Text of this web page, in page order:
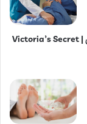
بادی اسپلش ویکتوریا سکرت اسکوئیز آف پاین اپل | Victoria’s Secret